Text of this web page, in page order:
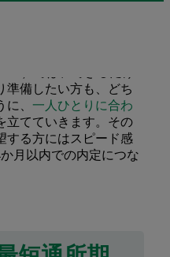
準備したい方も、どち
、 一人ひとりに合わ
立てていきます。その
する方にはスピード感
月以内での内定につな